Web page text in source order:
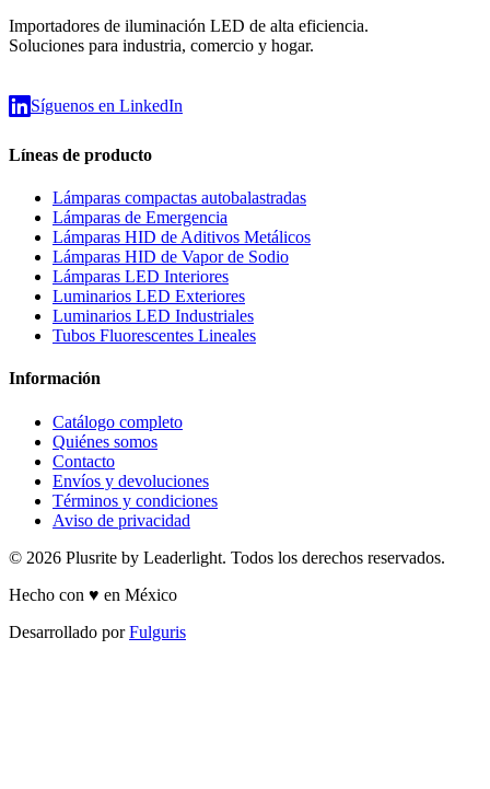
Importadores de iluminación LED de alta eficiencia.
Soluciones para industria, comercio y hogar.
Síguenos en LinkedIn
Líneas de producto
Lámparas compactas autobalastradas
Lámparas de Emergencia
Lámparas HID de Aditivos Metálicos
Lámparas HID de Vapor de Sodio
Lámparas LED Interiores
Luminarios LED Exteriores
Luminarios LED Industriales
Tubos Fluorescentes Lineales
Información
Catálogo completo
Quiénes somos
Contacto
Envíos y devoluciones
Términos y condiciones
Aviso de privacidad
© 2026 Plusrite by Leaderlight. Todos los derechos reservados.
Hecho con ♥ en México
Desarrollado porFulguris